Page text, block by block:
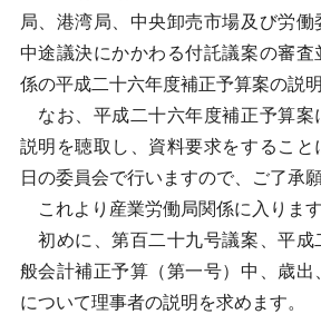
局、港湾局、中央卸売市場及び労
中途議決にかかわる付託議案の審査
係の平成二十六年度補正予算案の説
なお、平成二十六年度補正予算案
説明を聴取し、資料要求をすること
日の委員会で行いますので、ご了承願
これより産業労働局関係に入ります
初めに、第百二十九号議案、平成
般会計補正予算（第一号）中、歳出
について理事者の説明を求めます。